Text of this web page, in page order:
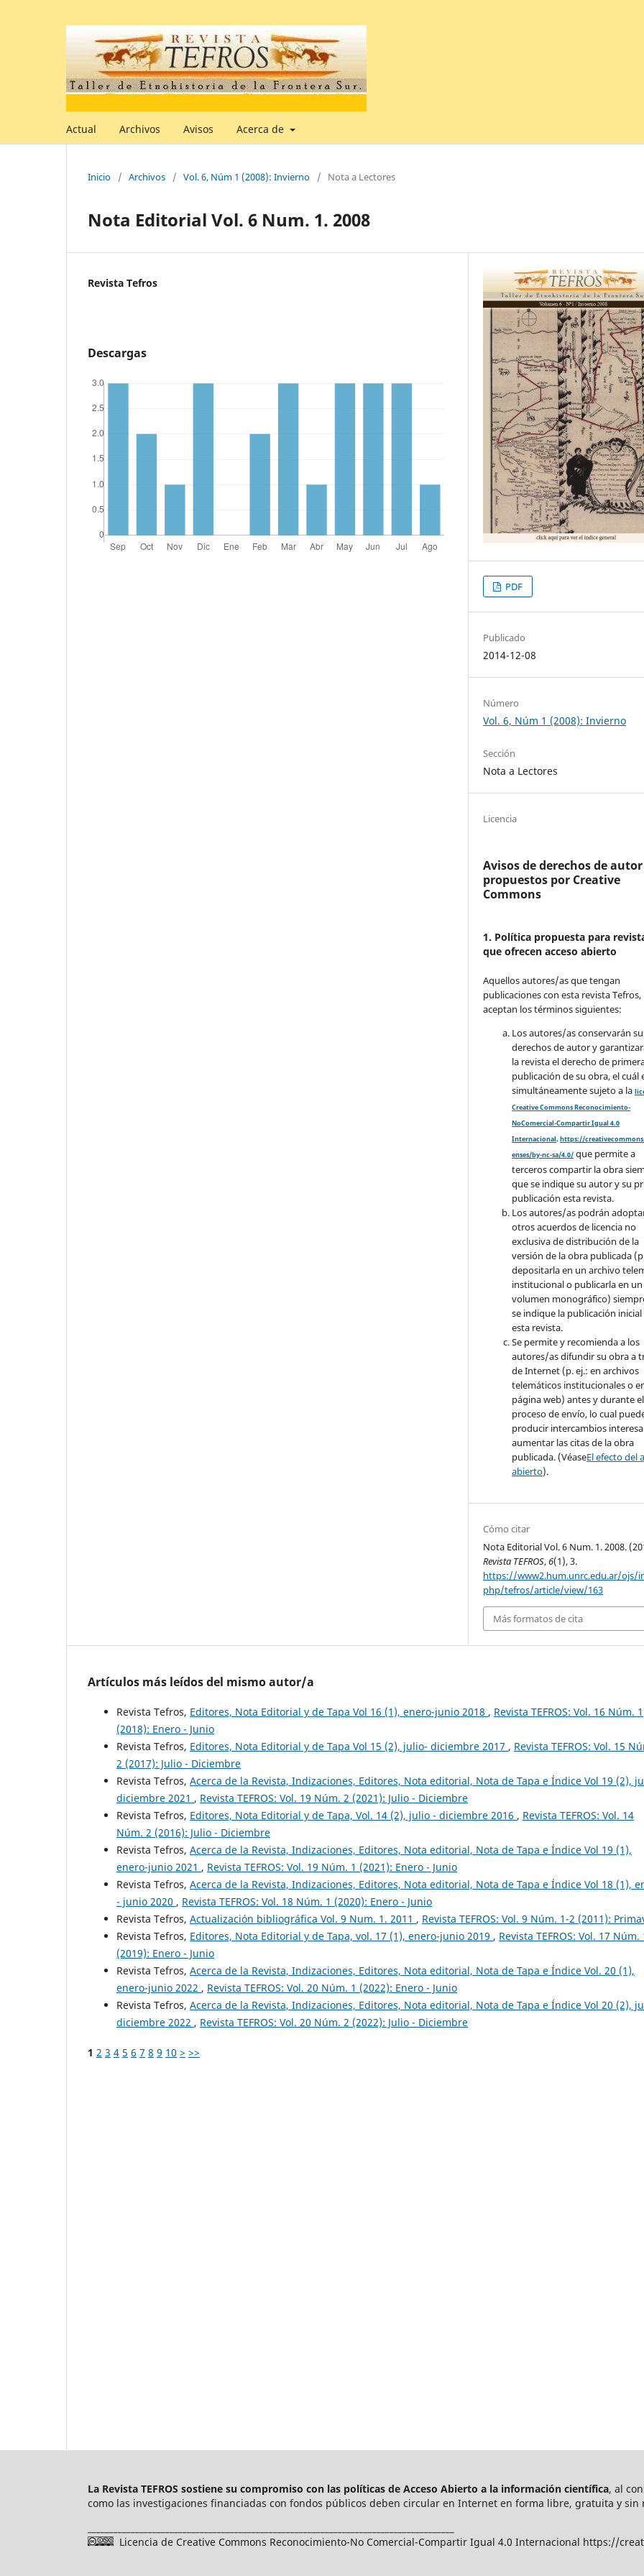
Actual Archivos Avisos Acerca de
Inicio / Archivos / Vol. 6, Núm 1 (2008): Invierno / Nota a Lectores
Nota Editorial Vol. 6 Num. 1. 2008
Revista Tefros
Descargas
PDF
Publicado
2014-12-08
Número
Vol. 6, Núm 1 (2008): Invierno
Sección
Nota a Lectores
Licencia
Avisos de derechos de autor
propuestos por Creative
Commons
1. Política propuesta para
que ofrecen acceso abierto
Aquellos autores/as que tengan
publicaciones con esta revista Tefros,
aceptan los términos siguientes:
Los autores/as conservarán
derechos de autor y
la revista el derecho de
publicación de su obra, el cuál
simultáneamente sujeto a la
Creative Commons Reconocimiento-
NoComercial-Compartir Igual 4.0
Internacional.https://
enses/by-nc-sa/4.0/ que permite a
terceros compartir la obra
que se indique su autor y su
publicación esta revista.
Los autores/as podrán
otros acuerdos de licencia no
exclusiva de distribución de la
versión de la obra publicada
depositarla en un archivo
institucional o publicarla en un
volumen monográfico)
se indique la publicación inicial
esta revista.
Se permite y recomienda a los
autores/as difundir su obra a
de Internet (p. ej.: en archivos
telemáticos institucionales o
página web) antes y durante el
proceso de envío, lo cual
producir intercambios
aumentar las citas de la obra
publicada. (VéaseEl efecto del
abierto).
Cómo citar
Nota Editorial Vol. 6 Num. 1. 2008.
Revista TEFROS,6(1), 3.
https://www2.hum.unrc.edu.ar/ojs/
php/tefros/article/view/163
Más formatos de cita
Artículos más leídos del mismo autor/a
Revista Tefros, Editores, Nota Editorial y de Tapa Vol 16 (1), enero-junio 2018 , Revista TEFROS: Vol. 16 Núm. 1
(2018): Enero - Junio
Revista Tefros, Editores, Nota Editorial y de Tapa Vol 15 (2), julio- diciembre 2017 , Revista TEFROS: Vol. 15
2 (2017): Julio - Diciembre
Revista Tefros, Acerca de la Revista, Indizaciones, Editores, Nota editorial, Nota de Tapa e Índice Vol 19 (2),
diciembre 2021 , Revista TEFROS: Vol. 19 Núm. 2 (2021): Julio - Diciembre
Revista Tefros, Editores, Nota Editorial y de Tapa, Vol. 14 (2), julio - diciembre 2016 , Revista TEFROS: Vol. 14
Núm. 2 (2016): Julio - Diciembre
Revista Tefros, Acerca de la Revista, Indizaciones, Editores, Nota editorial, Nota de Tapa e Índice Vol 19 (1),
enero-junio 2021 , Revista TEFROS: Vol. 19 Núm. 1 (2021): Enero - Junio
Revista Tefros, Acerca de la Revista, Indizaciones, Editores, Nota editorial, Nota de Tapa e Índice Vol 18 (1),
- junio 2020 , Revista TEFROS: Vol. 18 Núm. 1 (2020): Enero - Junio
Revista Tefros, Actualización bibliográfica Vol. 9 Num. 1. 2011 , Revista TEFROS: Vol. 9 Núm. 1-2 (2011):
Revista Tefros, Editores, Nota Editorial y de Tapa, vol. 17 (1), enero-junio 2019 , Revista TEFROS: Vol. 17 Núm.
(2019): Enero - Junio
Revista Tefros, Acerca de la Revista, Indizaciones, Editores, Nota editorial, Nota de Tapa e Índice Vol. 20 (1),
enero-junio 2022 , Revista TEFROS: Vol. 20 Núm. 1 (2022): Enero - Junio
Revista Tefros, Acerca de la Revista, Indizaciones, Editores, Nota editorial, Nota de Tapa e Índice Vol 20 (2),
diciembre 2022 , Revista TEFROS: Vol. 20 Núm. 2 (2022): Julio - Diciembre
1 2 3 4 5 6 7 8 9 10 > >>
La Revista TEFROS sostiene su compromiso con las políticas de Acceso Abierto a la información científica, al
como las investigaciones financiadas con fondos públicos deben circular en Internet en forma libre, gratuita y sin
Licencia de Creative Commons Reconocimiento-No Comercial-Compartir Igual 4.0 Internacional https://